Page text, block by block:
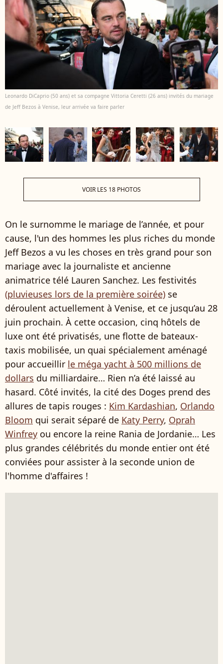
Leonardo DiCaprio (50 ans) et sa compagne Vittoria Ceretti (26 ans) invités du mariage
de Jeff Bezos à Venise, leur arrivée va faire parler
VOIR LES 18 PHOTOS
On le surnomme le mariage de l’année, et pour
cause, l'un des hommes les plus riches du monde
Jeff Bezos a vu les choses en très grand pour son
mariage avec la journaliste et ancienne
animatrice télé Lauren Sanchez. Les festivités
(pluvieuses lors de la première soirée) se
déroulent actuellement à Venise, et ce jusqu’au 28
juin prochain. À cette occasion, cinq hôtels de
luxe ont été privatisés, une flotte de bateaux-
taxis mobilisée, un quai spécialement aménagé
pour accueillir le méga yacht à 500 millions de
dollars du milliardaire… Rien n’a été laissé au
hasard. Côté invités, la cité des Doges prend des
allures de tapis rouges : Kim Kardashian, Orlando
Bloom qui serait séparé de Katy Perry, Oprah
Winfrey ou encore la reine Rania de Jordanie… Les
plus grandes célébrités du monde entier ont été
conviées pour assister à la seconde union de
l'homme d'affaires !